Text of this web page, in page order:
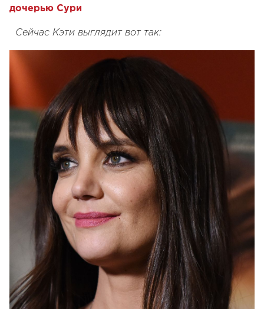
дочерью Сури
Сейчас Кэти выглядит вот так: